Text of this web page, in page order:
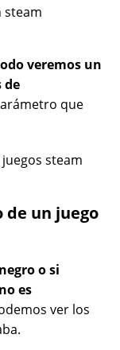
veremos un
de
que
de un juego
o si
es
ver los